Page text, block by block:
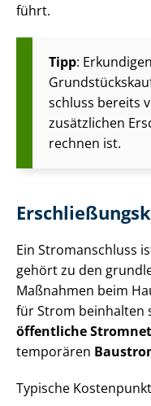
führt.
Tipp:
schluss bereits
zusätzlichen
rechnen ist.
Ein Stromanschluss
gehört zu den
Maßnahmen beim
für Strom beinhalten
öffentliche
temporären
Typische